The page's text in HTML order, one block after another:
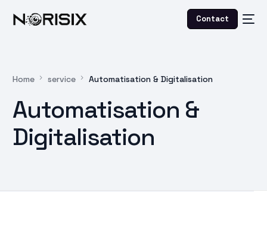
Contact
Home service Automatisation & Digitalisation
Automatisation &
Digitalisation